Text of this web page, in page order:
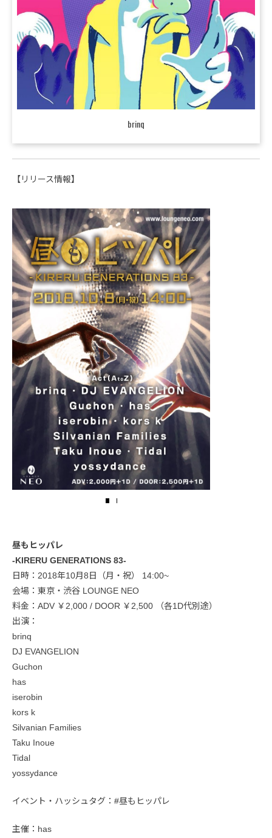
brinq
【リリース情報】
昼もヒッパレ
-KIRERU GENERATIONS 83-
日時：2018年10月8日（月・祝） 14:00~
会場：東京・渋谷 LOUNGE NEO
料金：ADV ￥2,000 / DOOR ￥2,500 （各1D代別途）
出演：
brinq
DJ EVANGELION
Guchon
has
iserobin
kors k
Silvanian Families
Taku Inoue
Tidal
yossydance
イベント・ハッシュタグ：#昼もヒッパレ
主催：has